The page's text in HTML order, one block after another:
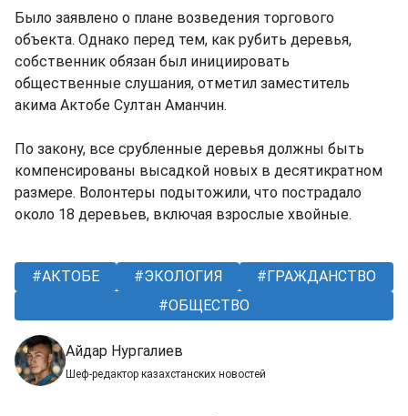
Было заявлено о плане возведения торгового
объекта. Однако перед тем, как рубить деревья,
собственник обязан был инициировать
общественные слушания, отметил заместитель
акима Актобе Султан Аманчин.
По закону, все срубленные деревья должны быть
компенсированы высадкой новых в десятикратном
размере. Волонтеры подытожили, что пострадало
около 18 деревьев, включая взрослые хвойные.
АКТОБЕ ЭКОЛОГИЯ
ГРАЖДАНСТВО
ОБЩЕСТВО
Айдар Нургалиев
Шеф-редактор казахстанских новостей